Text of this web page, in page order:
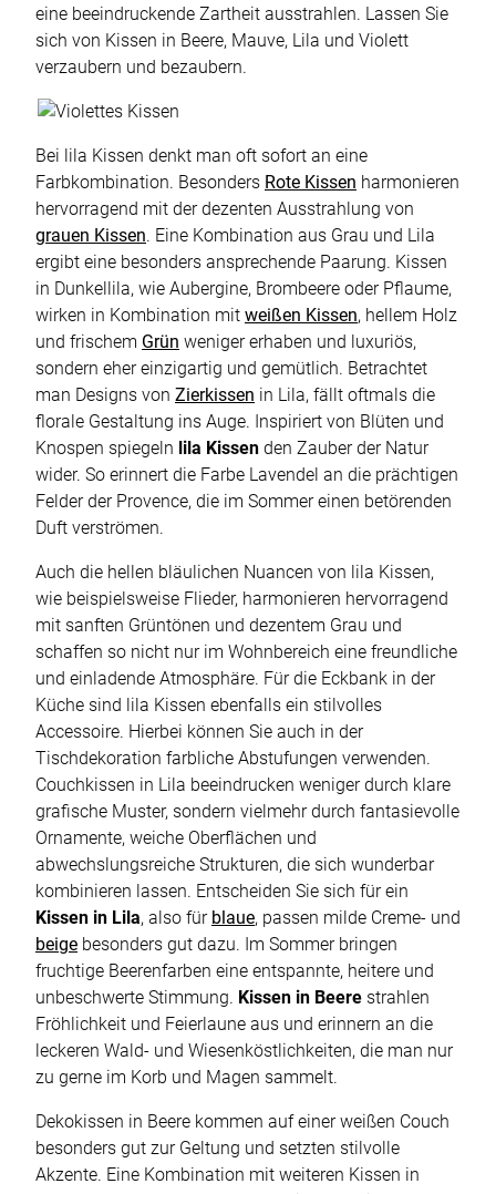
eine beeindruckende Zartheit ausstrahlen. Lassen Sie
sich von Kissen in Beere, Mauve, Lila und Violett
verzaubern und bezaubern.
Bei lila Kissen denkt man oft sofort an eine
Farbkombination. Besonders Rote Kissen harmonieren
hervorragend mit der dezenten Ausstrahlung von
grauen Kissen. Eine Kombination aus Grau und Lila
ergibt eine besonders ansprechende Paarung. Kissen
in Dunkellila, wie Aubergine, Brombeere oder Pflaume,
wirken in Kombination mit weißen Kissen, hellem Holz
und frischem Grün weniger erhaben und luxuriös,
sondern eher einzigartig und gemütlich. Betrachtet
man Designs von Zierkissen in Lila, fällt oftmals die
florale Gestaltung ins Auge. Inspiriert von Blüten und
Knospen spiegeln lila Kissen den Zauber der Natur
wider. So erinnert die Farbe Lavendel an die prächtigen
Felder der Provence, die im Sommer einen betörenden
Duft verströmen.
Auch die hellen bläulichen Nuancen von lila Kissen,
wie beispielsweise Flieder, harmonieren hervorragend
mit sanften Grüntönen und dezentem Grau und
schaffen so nicht nur im Wohnbereich eine freundliche
und einladende Atmosphäre. Für die Eckbank in der
Küche sind lila Kissen ebenfalls ein stilvolles
Accessoire. Hierbei können Sie auch in der
Tischdekoration farbliche Abstufungen verwenden.
Couchkissen in Lila beeindrucken weniger durch klare
grafische Muster, sondern vielmehr durch fantasievolle
Ornamente, weiche Oberflächen und
abwechslungsreiche Strukturen, die sich wunderbar
kombinieren lassen. Entscheiden Sie sich für ein
Kissen in Lila, also für blaue, passen milde Creme- und
beige besonders gut dazu. Im Sommer bringen
fruchtige Beerenfarben eine entspannte, heitere und
unbeschwerte Stimmung. Kissen in Beere strahlen
Fröhlichkeit und Feierlaune aus und erinnern an die
leckeren Wald- und Wiesenköstlichkeiten, die man nur
zu gerne im Korb und Magen sammelt.
Dekokissen in Beere kommen auf einer weißen Couch
besonders gut zur Geltung und setzten stilvolle
Akzente. Eine Kombination mit weiteren Kissen in